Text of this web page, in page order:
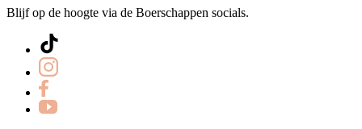
Blijf op de hoogte via de Boerschappen socials.